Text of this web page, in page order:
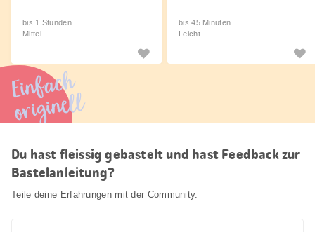
bis 1 Stunden
Mittel
bis 45 Minuten
Leicht
Einfach
originell
Du hast fleissig gebastelt und hast Feedback zur
Bastelanleitung?
Teile deine Erfahrungen mit der Community.